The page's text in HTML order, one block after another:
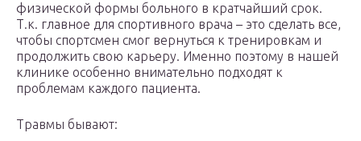
физической формы больного в кратчайший срок.
Т.к. главное для спортивного врача – это сделать все,
чтобы спортсмен смог вернуться к тренировкам и
продолжить свою карьеру. Именно поэтому в нашей
клинике особенно внимательно подходят к
проблемам каждого пациента.
Травмы бывают: